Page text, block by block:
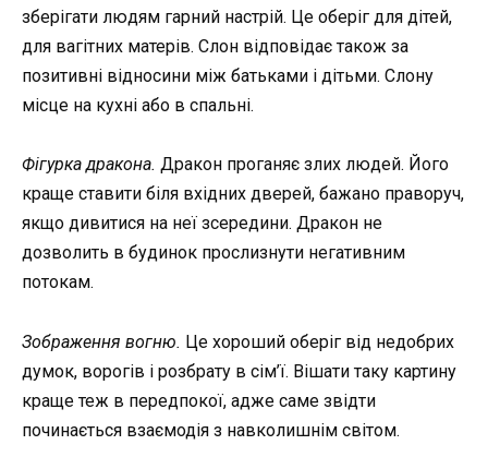
зберігати людям гарний настрій. Це оберіг для дітей,
для вагітних матерів. Слон відповідає також за
позитивні відносини між батьками і дітьми. Слону
місце на кухні або в спальні.
Фігурка дракона. Дракон проганяє злих людей. Його
краще ставити біля вхідних дверей, бажано праворуч,
якщо дивитися на неї зсередини. Дракон не
дозволить в будинок прослизнути негативним
потокам.
Зображення вогню. Це хороший оберіг від недобрих
думок, ворогів і розбрату в сім’ї. Вішати таку картину
краще теж в передпокої, адже саме звідти
починається взаємодія з навколишнім світом.